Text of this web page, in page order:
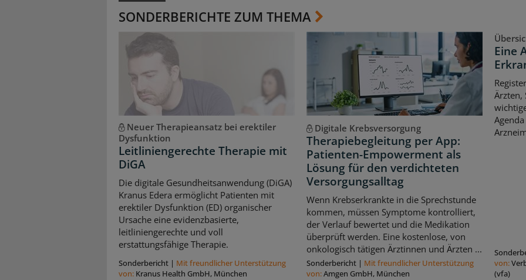
SONDERBERICHTE ZUM THEMA
Neuer Therapieansatz bei erektiler
Dysfunktion
Leitliniengerechte Therapie mit
DiGA
Die digitale Gesundheitsanwendung (DiGA)
Kranus Edera ermöglicht Patienten mit
erektiler Dysfunktion (ED) organischer
Ursache eine evidenzbasierte,
leitliniengerechte und voll
erstattungsfähige Therapie.
Sonderbericht | Mit freundlicher Unterstützung
von: Kranus Health GmbH, München
Digitale Krebsversorgung
Therapiebegleitung per App:
Patienten-Empowerment als
Lösung für den verdichteten
Versorgungsalltag
Wenn Krebserkrankte in die Sprechstunde
kommen, müssen Symptome kontrolliert,
der Verlauf bewertet und die Medikation
überprüft werden. Eine kostenlose, von
onkologisch tätigen Ärztinnen und Ärzten ...
Sonderbericht| Mit freundlicher Unterstützung
von:Amgen GmbH, München
Eine
Ärzten,
von:
(vfa)